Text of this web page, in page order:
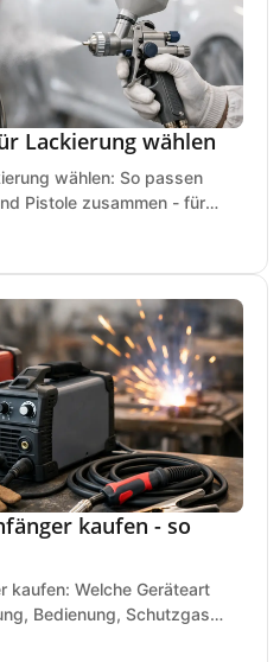
Lackierung wählen
wählen: So passen
Pistole zusammen - für
kaufen - so
kaufen: Welche Geräteart
Bedienung, Schutzgas